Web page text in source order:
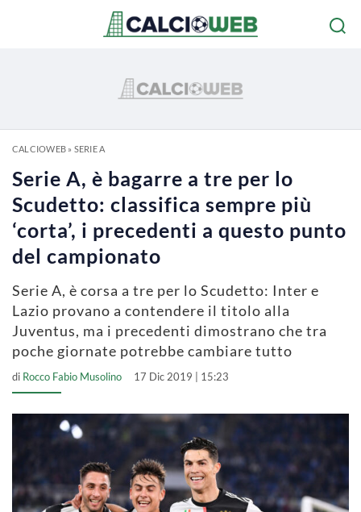
CALCIOWEB» SERIE A
Serie A, è bagarre a tre per lo
Scudetto: classifica sempre più
‘corta’, i precedenti a questo punto
del campionato
Serie A, è corsa a tre per lo Scudetto: Inter e
Lazio provano a contendere il titolo alla
Juventus, ma i precedenti dimostrano che tra
poche giornate potrebbe cambiare tutto
di Rocco Fabio Musolino 17 Dic 2019 | 15:23